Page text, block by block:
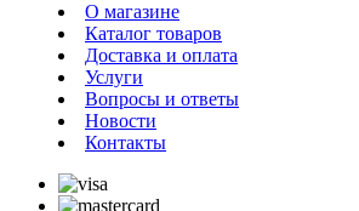
О магазине
Каталог товаров
Доставка и оплата
Услуги
Вопросы и ответы
Новости
Контакты